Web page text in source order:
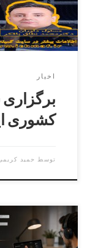
اخبار
کشوری
توسط حمید